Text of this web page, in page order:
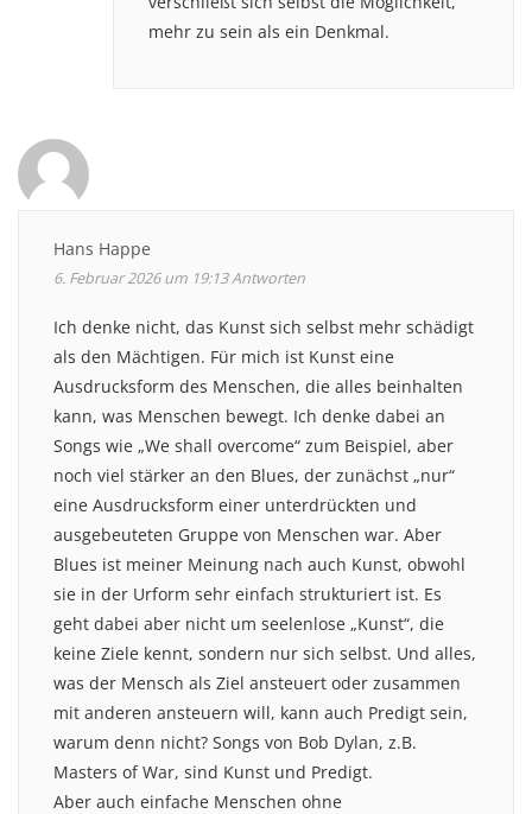
mehr zu sein als ein Denkmal.
Hans Happe
6. Februar 2026 um 19:13Antworten
Ich denke nicht, das Kunst sich selbst mehr schädigt
als den Mächtigen. Für mich ist Kunst eine
Ausdrucksform des Menschen, die alles beinhalten
kann, was Menschen bewegt. Ich denke dabei an
Songs wie „We shall overcome“ zum Beispiel, aber
noch viel stärker an den Blues, der zunächst „nur“
eine Ausdrucksform einer unterdrückten und
ausgebeuteten Gruppe von Menschen war. Aber
Blues ist meiner Meinung nach auch Kunst, obwohl
sie in der Urform sehr einfach strukturiert ist. Es
geht dabei aber nicht um seelenlose „Kunst“, die
keine Ziele kennt, sondern nur sich selbst. Und alles,
was der Mensch als Ziel ansteuert oder zusammen
mit anderen ansteuern will, kann auch Predigt sein,
warum denn nicht? Songs von Bob Dylan, z.B.
Masters of War, sind Kunst und Predigt.
Aber auch einfache Menschen ohne